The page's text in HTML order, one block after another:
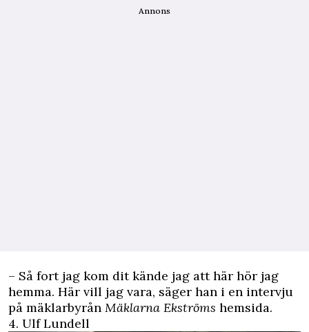
Annons
– Så fort jag kom dit kände jag att här hör jag
hemma. Här vill jag vara, säger han i en intervju
på mäklarbyrån Mäklarna Ekströms hemsida.
4. Ulf Lundell